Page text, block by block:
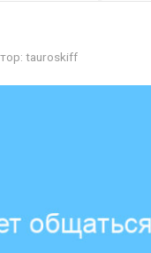
tauroskiff